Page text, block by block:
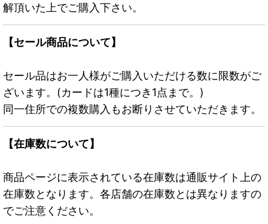
解頂いた上でご購入下さい。
【セール商品について】
セール品はお一人様がご購入いただける数に限数がご
ざいます。(カードは1種につき1点まで。)
同一住所での複数購入もお断りさせていただきます。
【在庫数について】
商品ページに表示されている在庫数は通販サイト上の
在庫数となります。各店舗の在庫数とは異なりますの
でご注意ください。